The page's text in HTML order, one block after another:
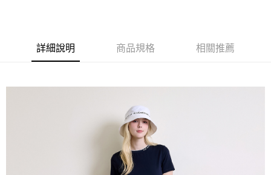
萊爾富取貨付款
每筆NT$60，滿NT$1,500(含以上)免運費
付款後萊爾富取貨
每筆NT$60，滿NT$1,500(含以上)免運費
詳細說明 商品規格 相關推薦